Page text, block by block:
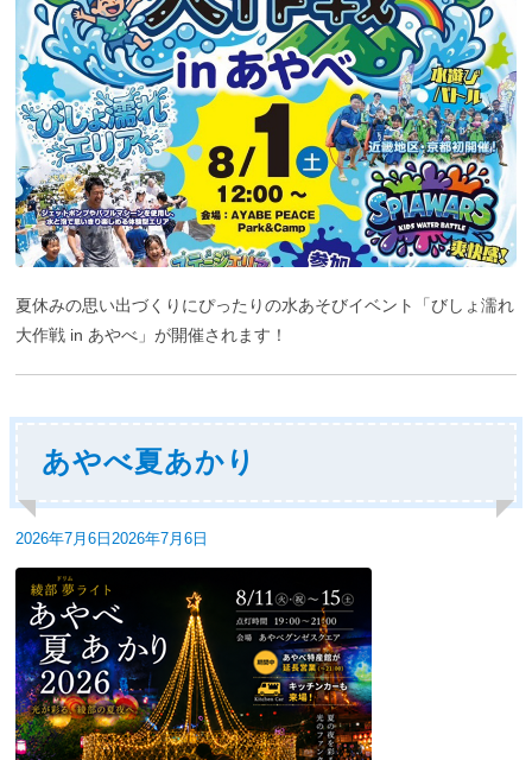
夏休みの思い出づくりにぴったりの水あそびイベント「びしょ濡れ
大作戦 in あやべ」が開催されます！
あやべ夏あかり
投
日:
2026年7月6日 2026年7月6日